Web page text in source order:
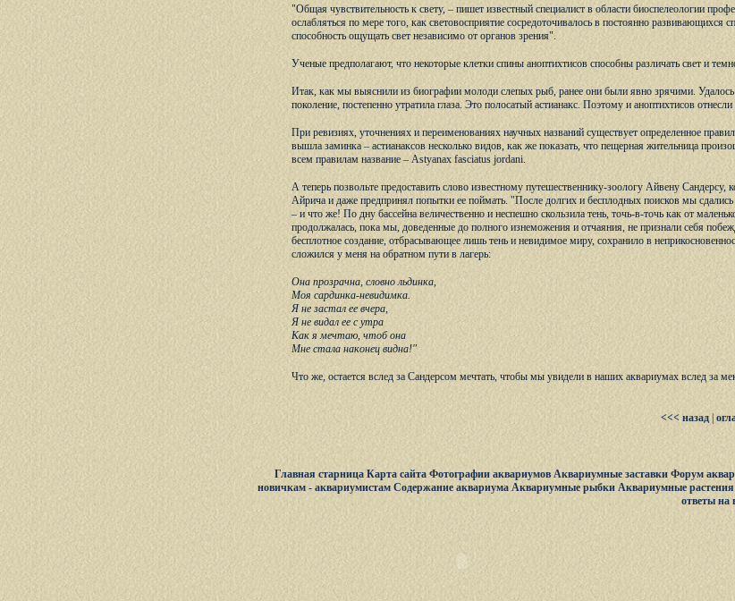
"Общая чувствительность к свету, – пишет известный специалист в области биоспелеологии
ослабляться по мере того, как световосприятие сосредоточивалось в постоянно
способность ощущать свет независимо от органов зрения".
Ученые предполагают, что некоторые клетки спины аноптихтисов способны различать свет и
Итак, как мы выяснили из биографии молоди слепых рыб, ранее они были явно зрячими.
поколение, постепенно утратила глаза. Это полосатый астианакс. Поэтому и аноптихтисов
При ревизиях, уточнениях и переименованиях научных названий существует определенное
вышла заминка – астианаксов несколько видов, как же показать, что пещерная жительница
всем правилам название – Astyanax fasciatus jordani.
А теперь позвольте предоставить слово известному путешественнику-зоологу Айвену
Айрича и даже предпринял попытки ее поймать. "После долгих и бесплодных поисков мы
– и что же! По дну бассейна величественно и неспешно скользила тень, точь-в-точь как от
продолжалась, пока мы, доведенные до полного изнеможения и отчаяния, не признали себя
бесплотное создание, отбрасывающее лишь тень и невидимое миру, сохранило в
сложился у меня на обратном пути в лагерь:
Она прозрачна, словно льдинка,
Моя сардинка-невидимка.
Я не застал ее вчера,
Я не видал ее с утра
Как я мечтаю, чтоб она
Мне стала наконец видна!"
Что же, остается вслед за Сандерсом мечтать, чтобы мы увидели в наших аквариумах вслед за
<<< назад
Главная старница Карта сайта Фотографии аквариумов Аквариумные заставки Форум
новичкам - аквариумистам Содержание аквариума Аквариумные рыбки Аквариумные растения
ответы на